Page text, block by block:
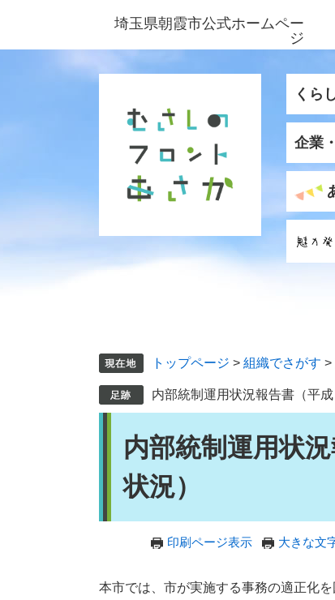
ジ
ュ
埼玉県朝霞市公式ホームペー
ジ
くら
企業
トップページ > 組織でさがす >
内部統制運用状況報告書（平成
内部統制運用状
状況）
印刷ページ表示 大きな文
本市では、市が実施する事務の適正化